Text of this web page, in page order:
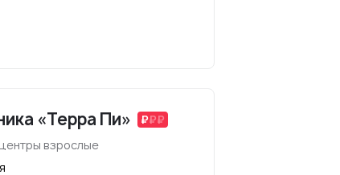
«Терра Пи»
взрослые